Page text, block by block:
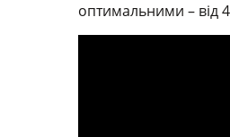
оптимальними – від